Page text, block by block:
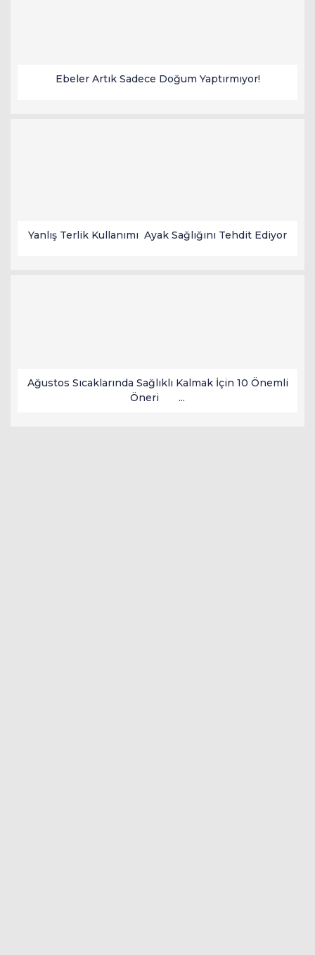
Ebeler Artık Sadece Doğum Yaptırmıyor!
Yanlış Terlik Kullanımı Ayak Sağlığını Tehdit Ediyor
Ağustos Sıcaklarında Sağlıklı Kalmak İçin 10 Önemli
Öneri ...